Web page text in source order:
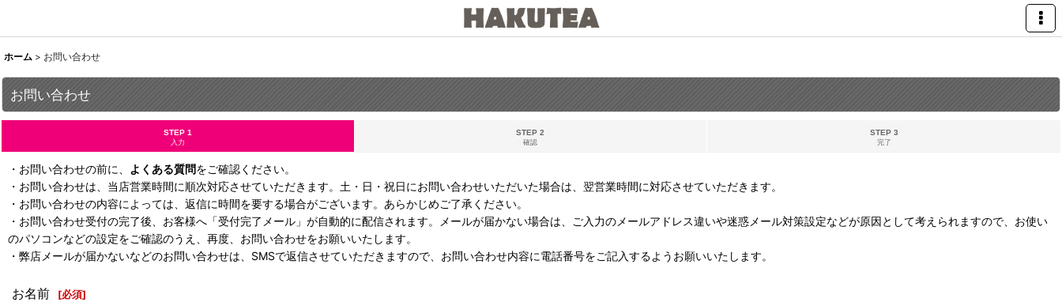
ホーム > お問い合わせ
お問い合わせ
STEP 1
入力
STEP 2
確認
STEP 3
完了
・お問い合わせの前に、 よくある質問をご確認ください。
・お問い合わせは、当店営業時間に順次対応させていただきます。土・日・祝日にお問い合わせいただいた場合は、翌営業時間に対応させていただきます。
・お問い合わせの内容によっては、返信に時間を要する場合がございます。あらかじめご了承ください。
・お問い合わせ受付の完了後、お客様へ「受付完了メール」が自動的に配信されます。メールが届かない場合は、ご入力のメールアドレス違いや迷惑メール対策設定などが原因として考えられますので、お使い
のパソコンなどの設定をご確認のうえ、再度、お問い合わせをお願いいたします。
・弊店メールが届かないなどのお問い合わせは、SMSで返信させていただきますので、お問い合わせ内容に電話番号をご記入するようお願いいたします。
お名前 [必須]